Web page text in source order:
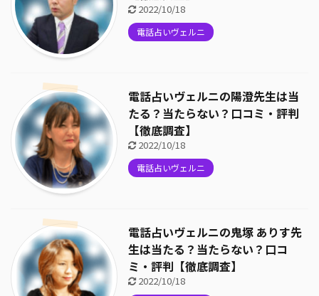
2022/10/18
電話占いヴェルニ
電話占いヴェルニの陽澄先生は当
たる？当たらない？口コミ・評判
【徹底調査】
2022/10/18
電話占いヴェルニ
電話占いヴェルニの鬼塚 ありす先
生は当たる？当たらない？口コ
ミ・評判【徹底調査】
2022/10/18